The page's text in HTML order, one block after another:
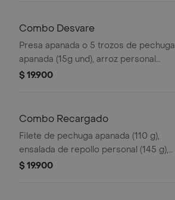
Combo Desvare
Presa apanada o 5 trozos de pechuga
apanada (15g und), arroz personal
(120g), 2 arepas fritas, sopa de
gaseosa (3
$ 19.900
Combo Recargado
Filete de pechuga apanada (110 g),
ensalada de repollo personal (145 g),
porción de arroz personal (120 g),
$ 19.900